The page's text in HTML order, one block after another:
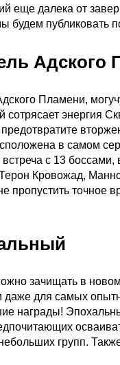
еще далека от
публиковать
Адского
Пламени,
энергия
в самом
с 13 боссами,
Кровожад,
пропустить точное
зачищать в
даже для самых
награды!
групп.